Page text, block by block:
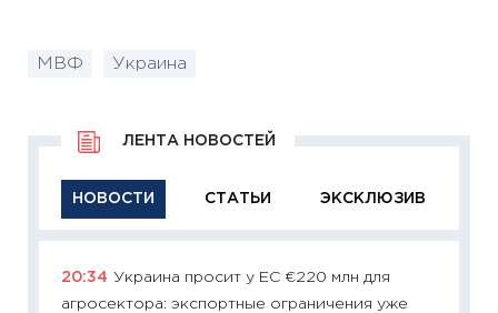
МВФ Украина
НОВОСТИ СТАТЬИ ЭКСКЛЮЗИВ
ЛЕНТА НОВОСТЕЙ
20:34 Украина просит у ЕС €220 млн для
агросектора: экспортные ограничения уже